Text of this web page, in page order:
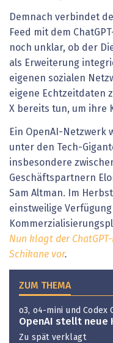
Demnach verbindet
Feed mit dem
noch unklar, ob der
als Erweiterung
eigenen sozialen
eigene Echtzeitdaten
X bereits tun, um ihre
Ein OpenAI-Netzwerk
unter den Tech-
insbesondere
Geschäftspartnern
Sam Altman. Im
einstweilige
Nun klagt der
Schikane vor.
ZUM THEMA
o3, o4-mini und Codex
OpenAI stellt neue
Zu spät verklagt